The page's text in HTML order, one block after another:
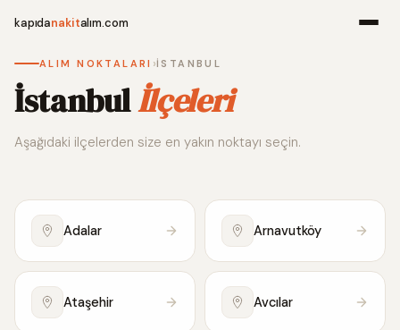
kapıdanakitalım.com
Alım
ALIM NOKTALARI ›İSTANBUL
İstanbulİlçeleri
Aşağıdaki ilçelerden size en yakın noktayı seçin.
Adalar Arnavutköy
Ataşehir Avcılar